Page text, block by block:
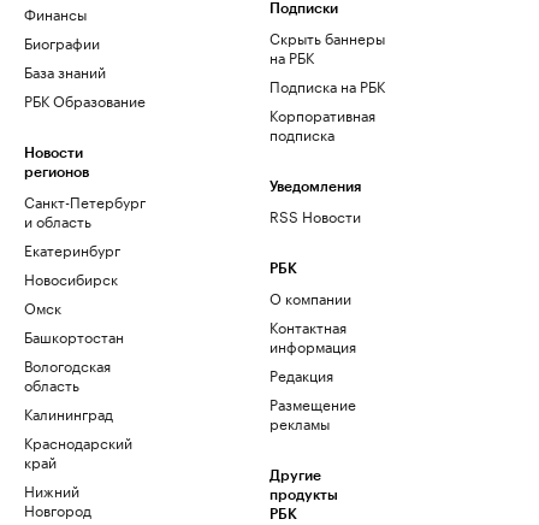
Финансы
Биографии
База знаний
РБК Образование
Новости
регионов
Санкт-Петербург
и область
Екатеринбург
Новосибирск
Омск
Башкортостан
Вологодская
область
Калининград
Краснодарский
край
Нижний
Новгород
Подписки
Скрыть баннеры
на РБК
Подписка на РБК
Корпоративная
подписка
Уведомления
RSS Новости
РБК
О компании
Контактная
информация
Редакция
Размещение
рекламы
Другие
продукты
РБК